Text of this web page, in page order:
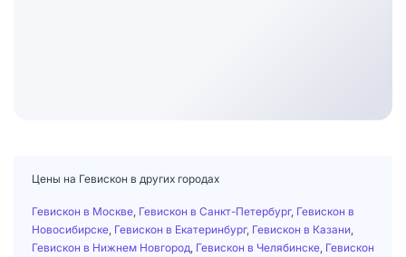
Цены на Гевискон в других городах
Гевискон в Москве Гевискон в Санкт-Петербург, Гевискон в
Новосибирске Гевискон в Екатеринбург, Гевискон в Казани
Гевискон в Нижнем Новгород Гевискон в Челябинске Гевискон